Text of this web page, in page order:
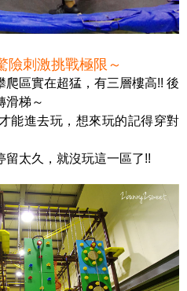
險刺激挑戰極限～
爬區實在超猛，有三層樓高!! 後
滑梯～
能進去玩，想來玩的記得穿對
太久，就沒玩這一區了!!